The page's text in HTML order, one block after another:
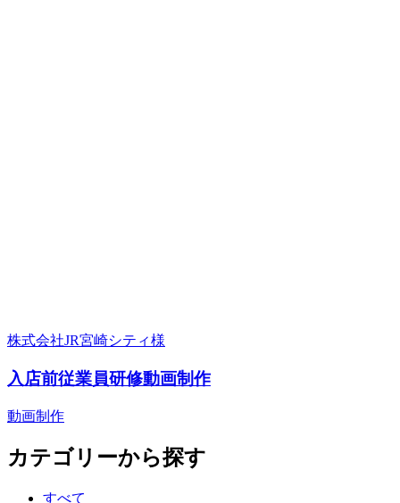
株式会社JR宮崎シティ様
入店前従業員研修動画制作
動画制作
カテゴリーから探す
すべて